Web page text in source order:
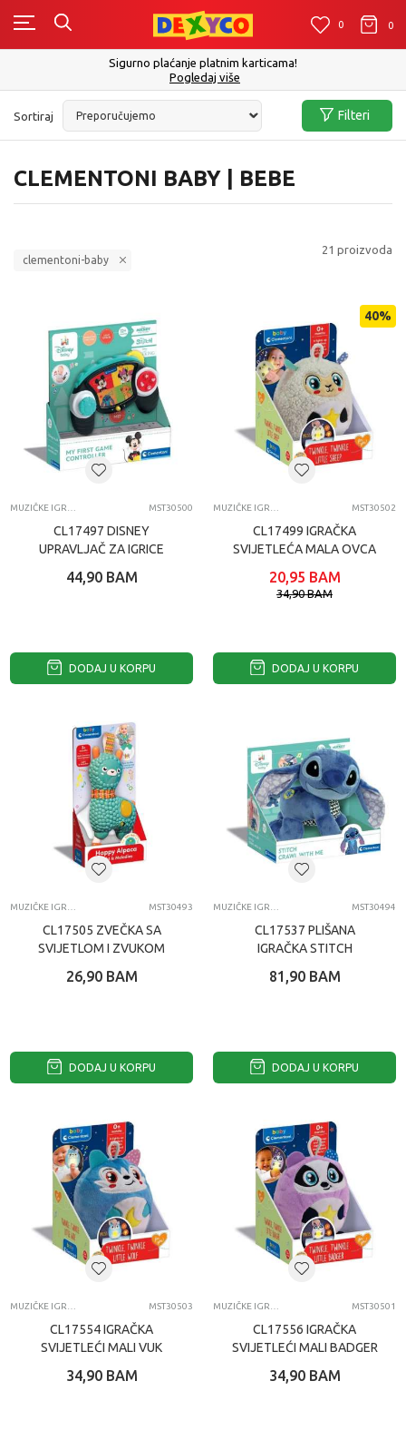
0 0
Click&Collect - Platite karticom Online i preuzmite u prodavnici po Vašem
izboru
Pogledaj više
CLEMENTONI BABY | BEBE
Sortiraj Filteri
clementoni-baby
21 proizvoda
MST30500
CL17497 DISNEY
UPRAVLJAČ ZA IGRICE
44,90 BAM
DODAJ U KORPU
40%
MST30502
CL17499 IGRAČKA
SVIJETLEĆA MALA OVCA
20,95 BAM
34,90BAM
DODAJ U KORPU
MST30493
CL17505 ZVEČKA SA
SVIJETLOM I ZVUKOM
26,90 BAM
DODAJ U KORPU
MST30494
CL17537 PLIŠANA
IGRAČKA STITCH
81,90 BAM
DODAJ U KORPU
MST30503
CL17554 IGRAČKA
SVIJETLEĆI MALI VUK
34,90 BAM
MST30501
CL17556 IGRAČKA
SVIJETLEĆI MALI BADGER
34,90 BAM